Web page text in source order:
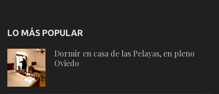
LO MÁS POPULAR
Dormir en casa de las Pelayas, en pleno
Oviedo